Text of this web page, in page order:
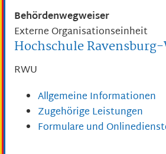
Behördenwegweiser
Externe Organisationseinheit
Hochschule
RWU
Allgemeine Informationen
Zugehörige Leistungen
Formulare und